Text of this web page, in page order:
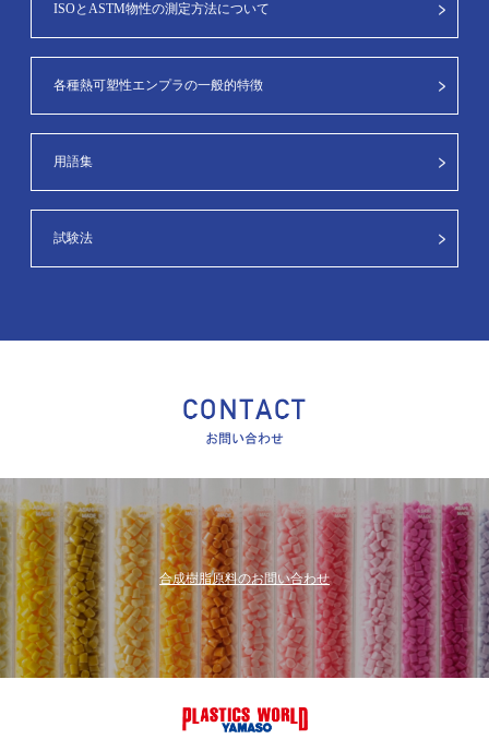
ISOとASTM物性の測定方法について
各種熱可塑性エンプラの一般的特徴
用語集
試験法
合成樹脂原料のお問い合わせ